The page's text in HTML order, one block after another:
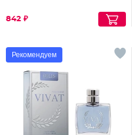
842 ₽
Рекомендуем